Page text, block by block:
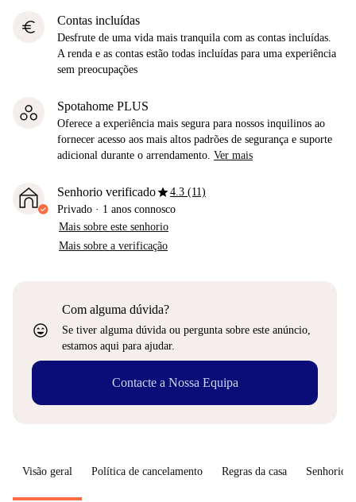
euro Contas incluídas
Desfrute de uma vida mais tranquila com as contas incluídas.
A renda e as contas estão todas incluídas para uma experiência
sem preocupações
Spotahome PLUS
Oferece a experiência mais segura para nossos inquilinos ao
fornecer acesso aos mais altos padrões de segurança e suporte
adicional durante o arrendamento. Ver mais
Senhorio verificadostar4.3 (11)
Privado · 1 anos connosco
Mais sobre este senhorio
Mais sobre a verificação
sentiment_very_satisfied
Com alguma dúvida?
Se tiver alguma dúvida ou pergunta sobre este anúncio,
estamos aqui para ajudar.
Contacte a Nossa Equipa
Visão geral Política de cancelamento Regras da casa Senhorio